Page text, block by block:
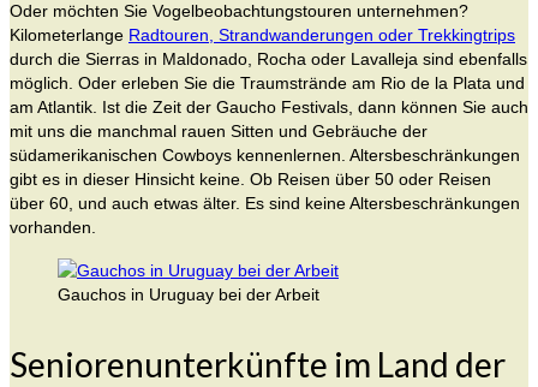
Oder möchten Sie Vogelbeobachtungstouren unternehmen?
Kilometerlange Radtouren, Strandwanderungen oder Trekkingtrips
durch die Sierras in Maldonado, Rocha oder Lavalleja sind ebenfalls
möglich. Oder erleben Sie die Traumstrände am Rio de la Plata und
am Atlantik. Ist die Zeit der Gaucho Festivals, dann können Sie auch
mit uns die manchmal rauen Sitten und Gebräuche der
südamerikanischen Cowboys kennenlernen. Altersbeschränkungen
gibt es in dieser Hinsicht keine. Ob Reisen über 50 oder Reisen
über 60, und auch etwas älter. Es sind keine Altersbeschränkungen
vorhanden.
Gauchos in Uruguay bei der Arbeit
Seniorenunterkünfte im Land der